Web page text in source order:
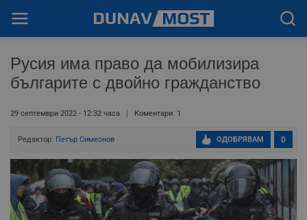
Русия има право да мобилизира
българите с двойно гражданство
29 септември 2022 - 12:32 часа Коментари: 1
Редактор: Петър Симеонов 0
ОДОБРЯВАМ